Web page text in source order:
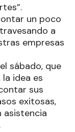
un poco
a
empresas
sábado, que
idea es
sus
exitosas,
asistencia